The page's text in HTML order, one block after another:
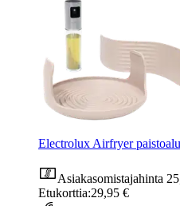
Electrolux Airfryer
Asiakasomistajahinta
Etukorttia:29,95 €